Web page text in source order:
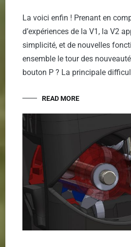
La voici enfin ! Prenant en
d’expériences de la V1, la V2
simplicité, et de nouvelles
ensemble le tour des
bouton P ? La principale
READ MORE